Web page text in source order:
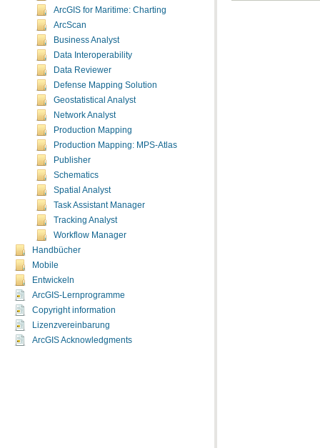
ArcGIS for Maritime: Charting
ArcScan
Business Analyst
Data Interoperability
Data Reviewer
Defense Mapping Solution
Geostatistical Analyst
Network Analyst
Production Mapping
Production Mapping: MPS-Atlas
Publisher
Schematics
Spatial Analyst
Task Assistant Manager
Tracking Analyst
Workflow Manager
Handbücher
Mobile
Entwickeln
ArcGIS-Lernprogramme
Copyright information
Lizenzvereinbarung
ArcGIS Acknowledgments